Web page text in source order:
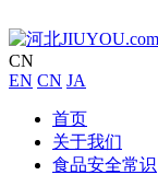
CN
EN CN JA
首页
关于我们
食品安全常识